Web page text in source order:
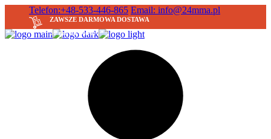
the
content
Telefon:+48-533-446-865 Email: info@24mma.pl
ZAWSZE DARMOWA DOSTAWA
30 dni na zwrot